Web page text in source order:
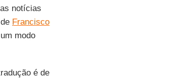
notícias
Francisco
modo
é de